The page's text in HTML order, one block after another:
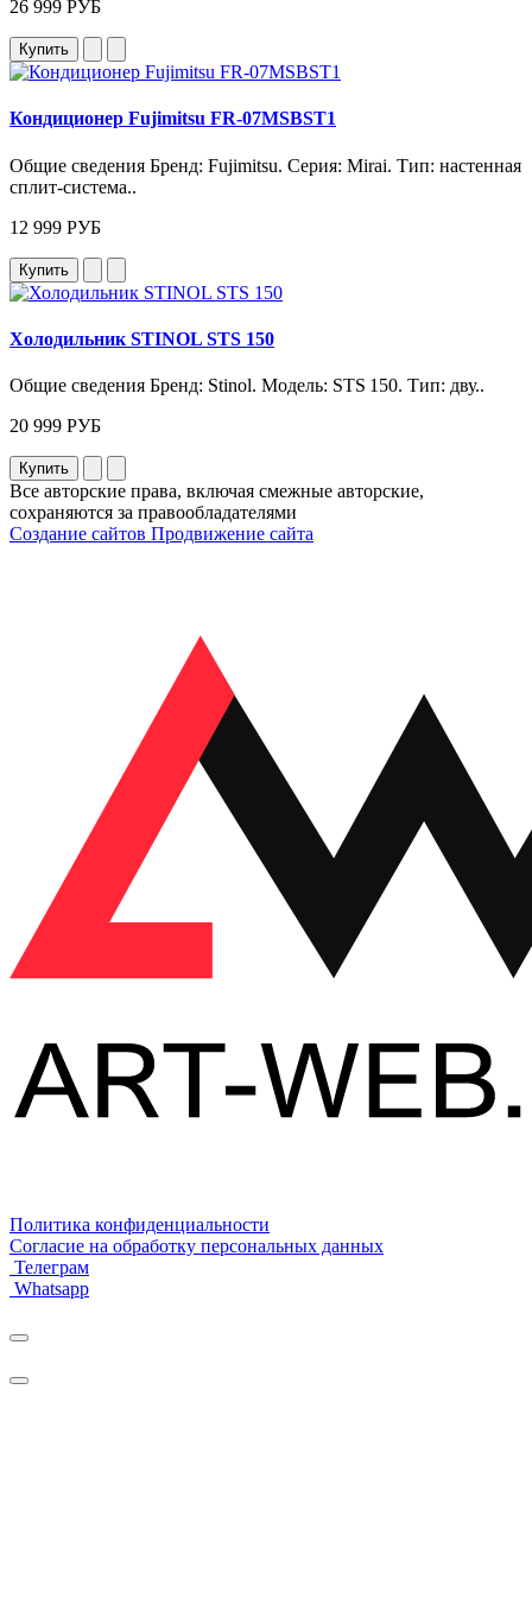
26 999 РУБ
Купить
Кондиционер Fujimitsu FR-07MSBST1
Общие сведения Бренд: Fujimitsu. Серия: Mirai. Тип: настенная
сплит‑система..
12 999 РУБ
Купить
Холодильник STINOL STS 150
Общие сведения Бренд: Stinol. Модель: STS 150. Тип: дву..
20 999 РУБ
Купить
Все авторские права, включая смежные авторские,
сохраняются за правообладателями
Создание сайтов Продвижение сайта
Политика конфиденциальности
Согласие на обработку персональных данных
Телеграм
Whatsapp